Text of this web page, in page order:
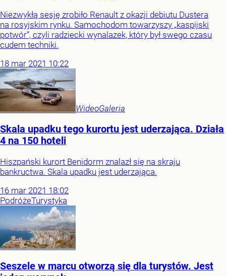
Niezwykłą sesję zrobiło Renault z okazji debiutu Dustera
na rosyjskim rynku. Samochodom towarzyszy „kaspijski
potwór”, czyli radziecki wynalazek, który był swego czasu
cudem techniki.
18 mar 2021 10:22
WideoGaleria
Skala upadku tego kurortu jest uderzająca. Działa
4 na 150 hoteli
Hiszpański kurort Benidorm znalazł się na skraju
bankructwa. Skala upadku jest uderzająca.
16 mar 2021 18:02
PodróżeTurystyka
Seszele w marcu otworzą się dla turystów. Jest